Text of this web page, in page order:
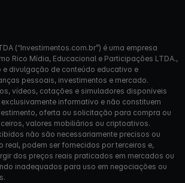
(“Investimentos.com.br”) é uma empresa
Rico Mídia, Educacional e Participações LTDA.,
divulgação de conteúdo educativo e
pessoais, investimentos e mercado.
vídeos, cotações e simuladores disponíveis
informativo e não constituem
oferta ou solicitação para compra ou
valores mobiliários ou criptoativos.
não são necessariamente precisos ou
real, podem ser fornecidos por terceiros e,
dos preços reais praticados em mercados ou
inadequados para uso em negociações ou